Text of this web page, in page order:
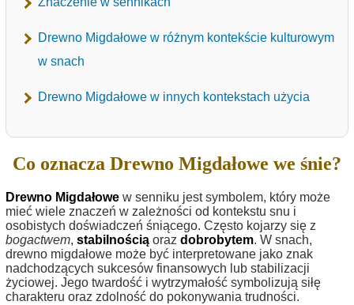
Drewno Migdałowe w różnym kontekście kulturowym
w snach
Drewno Migdałowe w innych kontekstach użycia
Co oznacza Drewno Migdałowe we śnie?
Drewno Migdałowe w senniku jest symbolem, który może
mieć wiele znaczeń w zależności od kontekstu snu i
osobistych doświadczeń śniącego. Często kojarzy się z
bogactwem, stabilnością oraz dobrobytem. W snach,
drewno migdałowe może być interpretowane jako znak
nadchodzących sukcesów finansowych lub stabilizacji
życiowej. Jego twardość i wytrzymałość symbolizują siłę
charakteru oraz zdolność do pokonywania trudności.